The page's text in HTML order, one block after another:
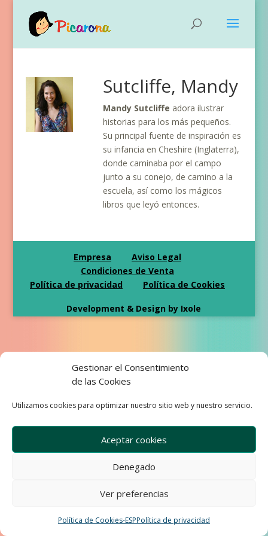
Gestionar el Consentimiento
de las Cookies
Utilizamos cookies para optimizar nuestro sitio web y nuestro servicio.
Aceptar cookies
Denegado
Ver preferencias
Política de Cookies-ESPPolítica de privacidad
Sutcliffe, Mandy
Mandy Sutcliffe adora ilustrar
historias para los más pequeños.
Su principal fuente de inspiración es
su infancia en Cheshire (Inglaterra),
donde caminaba por el campo
junto a su conejo, de camino a la
escuela, así como los mágicos
libros que leyó entonces.
Empresa
Aviso Legal
Condiciones de Venta
Política de privacidad
Política de Cookies
Development & Design by Ixole